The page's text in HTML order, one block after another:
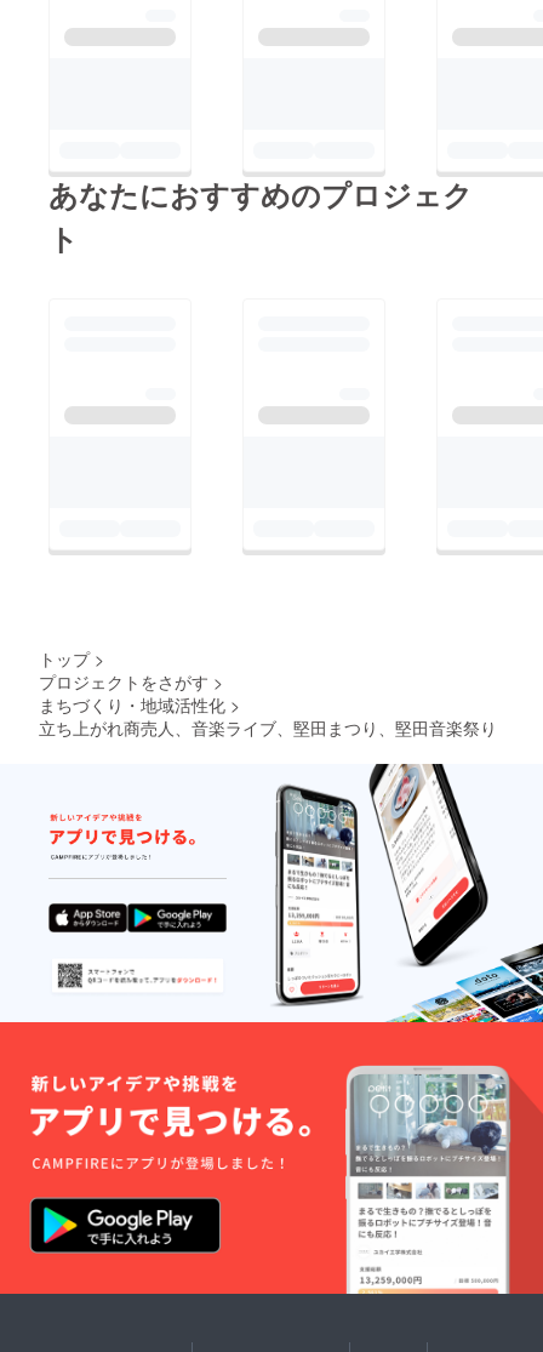
あなたにおすすめのプロジェク
ト
トップ >
プロジェクトをさがす >
まちづくり・地域活性化 >
立ち上がれ商売人、音楽ライブ、堅田まつり、堅田音楽祭り